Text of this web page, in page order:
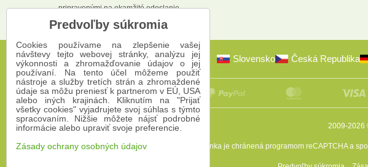
pripravenými na okamžité odoslanie.
Slovensko Česká Republika
2009-2026
Táto stránka je chránená programom reCAPTCHA a
Predvoľby súkromia
Cookies používame na zlepšenie vašej
návštevy tejto webovej stránky, analýzu jej
výkonnosti a zhromažďovanie údajov o jej
používaní. Na tento účel môžeme použiť
nástroje a služby tretích strán a zhromaždené
údaje sa môžu preniesť k partnerom v EÚ, USA
alebo iných krajinách. Kliknutím na "Prijať
všetky cookies" vyjadrujete svoj súhlas s týmto
spracovaním. Nižšie môžete nájsť podrobné
informácie alebo upraviť svoje preferencie.
Zásady ochrany osobných údajov